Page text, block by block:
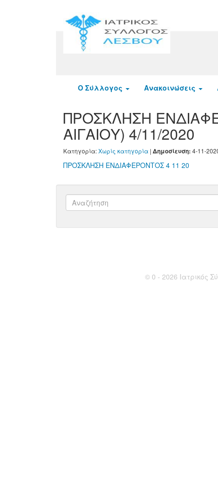
Ο Σύλλογος Ανακοινώσεις
ΠΡΟΣΚΛΗΣΗ
ΑΙΓΑΙΟΥ) 4/11/2020
Κατηγορία:Χωρίς κατηγορία | Δημοσίευση: 4-11-
ΠΡΟΣΚΛΗΣΗ ΕΝΔΙΑΦΕΡΟΝΤΟΣ 4 11 20
© 0 - 2026 Ιατρικός